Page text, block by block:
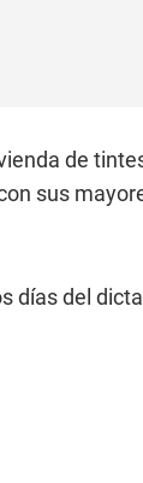
de
sus
del